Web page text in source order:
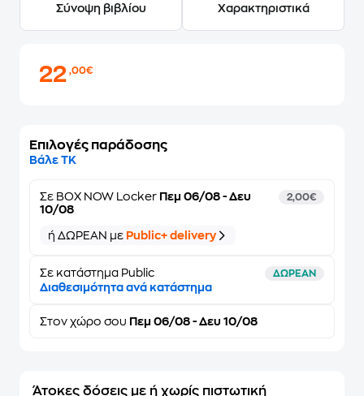
Σύνοψη βιβλίου Χαρακτηριστικά
22,00€
Επιλογές παράδοσης
Βάλε ΤΚ
Σε BOX NOW Locker Πεμ 06/08 - Δευ
10/08
2,00€
ή ΔΩΡΕΑΝ με Public+ delivery
Σε κατάστημα Public ΔΩΡΕΑΝ
Διαθεσιμότητα ανά κατάστημα
Στον χώρο σου Πεμ 06/08 - Δευ 10/08
Άτοκες δόσεις με ή χωρίς πιστωτική